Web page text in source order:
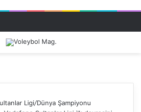
Ligi/Dünya Şampiyonu